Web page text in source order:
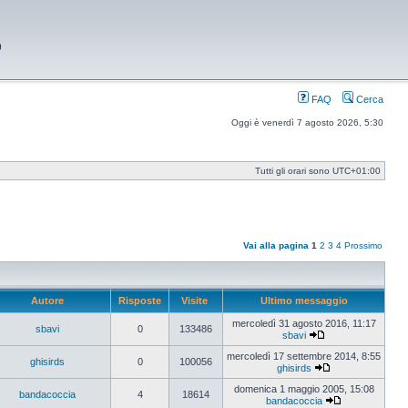
FAQ Cerca
Oggi è venerdì 7 agosto 2026, 5:30
Tutti gli orari sono UTC+01:00
Vai alla pagina 1 2 3 4 Prossimo
Autore Risposte Visite Ultimo messaggio
sbavi 0 133486
mercoledì 31 agosto 2016, 11:17
sbavi
Vedi
ultimo
messaggio
ghisirds 0 100056
mercoledì 17 settembre 2014, 8:55
ghisirds
Vedi
ultimo
messaggio
bandacoccia 4 18614
domenica 1 maggio 2005, 15:08
bandacoccia